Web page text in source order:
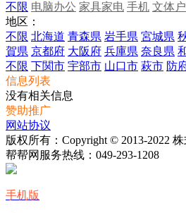
不限 电脑办公 家具家电 手机 文体
地区：
不限 北海道 青森県 岩手県 宮城県
賀県 京都府 大阪府 兵庫県 奈良県
不限 下関市 宇部市 山口市 萩市 防
信息列表
没有相关信息
赞助推广
网站协议
版权所有：Copyright © 2013-2022
帮帮网服务热线： 049-293-1208
手机版